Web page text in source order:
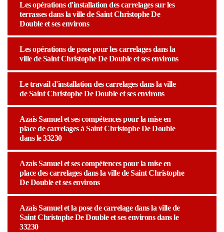
Les opérations d'installation des carrelages sur les
terrasses dans la ville de Saint Christophe De
Double et ses environs
Les opérations de pose pour les carrelages dans la
ville de Saint Christophe De Double et ses environs
Le travail d'installation des carrelages dans la ville
de Saint Christophe De Double et ses environs
Azais Samuel et ses compétences pour la mise en
place de carrelages à Saint Christophe De Double
dans le 33230
Azais Samuel et ses compétences pour la mise en
place des carrelages dans la ville de Saint Christophe
De Double et ses environs
Azais Samuel et la pose de carrelage dans la ville de
Saint Christophe De Double et ses environs dans le
33230